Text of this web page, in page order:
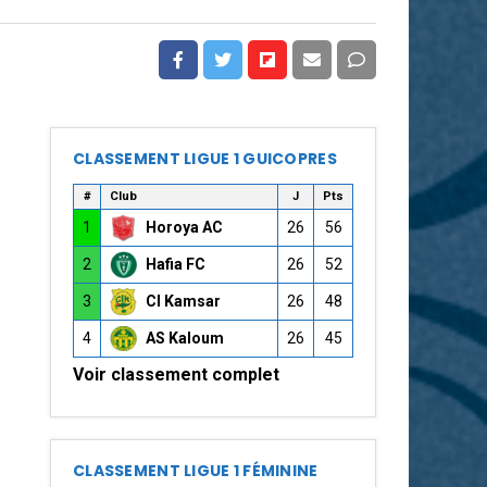
CLASSEMENT LIGUE 1 GUICOPRES
# Club J Pts
1 Horoya AC 26 56
2 Hafia FC 26 52
3 CI Kamsar 26 48
4 AS Kaloum 26 45
Voir classement complet
CLASSEMENT LIGUE 1 FÉMININE